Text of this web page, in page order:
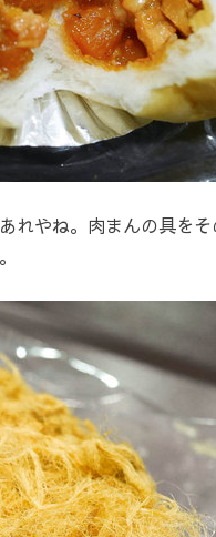
やね。肉まんの具を